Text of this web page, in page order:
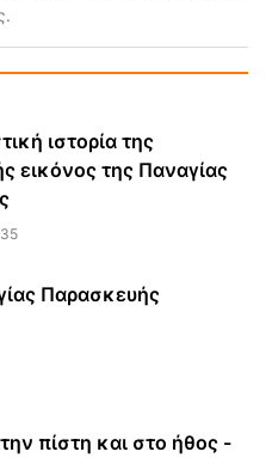
ιστορία της
εικόνος της Παναγίας
Παρασκευής
πίστη και στο ήθος -